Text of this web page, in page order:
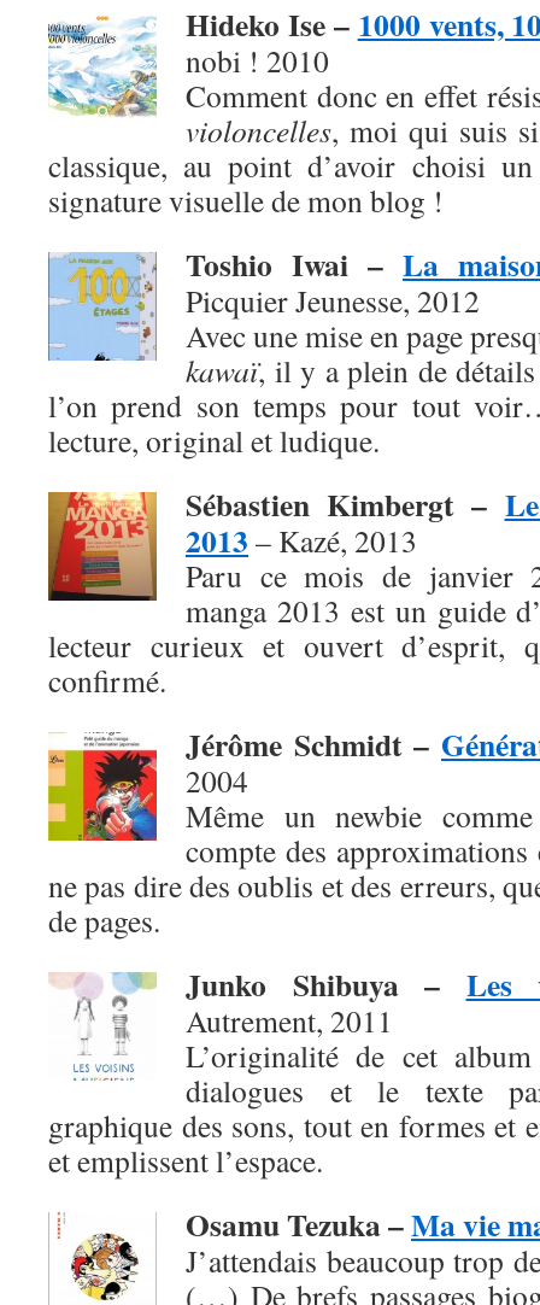
Hideko Ise – 1000 vents,
nobi ! 2010
Comment donc en effet
violoncelles, moi qui suis
classique, au point d’avoir choisi
signature visuelle de mon blog !
Toshio Iwai – La
Picquier Jeunesse, 2012
Avec une mise en page
kawaï, il y a plein de
l’on prend son temps pour tout
lecture, original et ludique.
Sébastien Kimbergt –
2013 – Kazé, 2013
Paru ce mois de janvier
manga 2013 est un guide
lecteur curieux et ouvert d’esprit,
confirmé.
Jérôme Schmidt –
2004
Même un newbie
compte des
ne pas dire des oublis et des erreurs,
de pages.
Junko Shibuya– Les
Autrement, 2011
L’originalité de cet
dialogues et le texte
graphique des sons, tout en formes et
et emplissent l’espace.
Osamu Tezuka –Ma vie
J’attendais beaucoup trop
(…) De brefs passages